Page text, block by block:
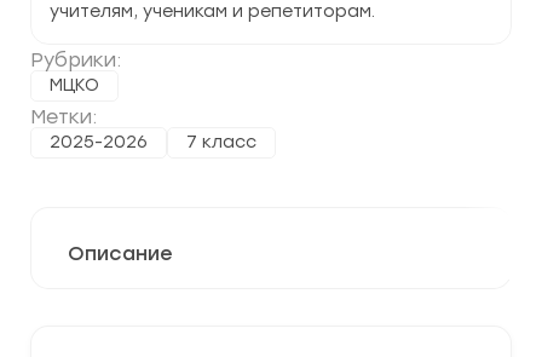
учителям, ученикам и репетиторам.
Рубрики:
МЦКО
Метки:
2025-2026 7 класс
Описание